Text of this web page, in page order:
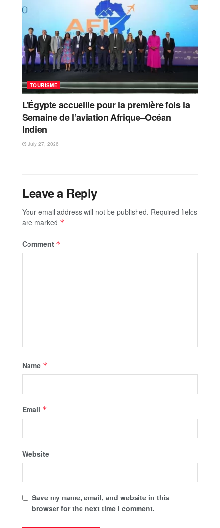
TOURISME
L’Égypte accueille pour la première fois la
Semaine de l’aviation Afrique–Océan
Indien
July 27, 2026
Leave a Reply
Your email address will not be published. Required fields
are marked *
Comment *
Name *
Email *
Website
Save my name, email, and website in this
browser for the next time I comment.